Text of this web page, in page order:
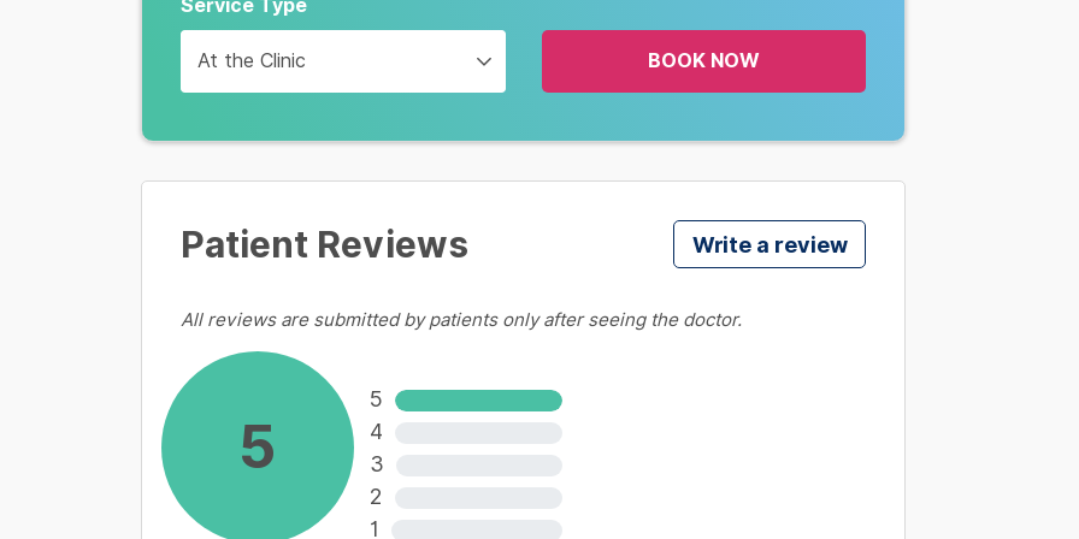
1,040,000 VND
Các bệnh do phế cầu
1,290,000 VND
View more
Service Type
At the Clinic BOOK NOW
Patient Reviews Write a review
All reviews are submitted by patients only after seeing the doctor.
5
5
4
3
2
1